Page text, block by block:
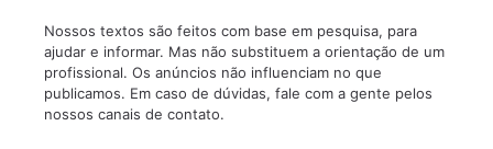
Nossos textos são feitos com base em pesquisa, para
ajudar e informar. Mas não substituem a orientação de um
profissional. Os anúncios não influenciam no que
publicamos. Em caso de dúvidas, fale com a gente pelos
nossos canais de contato.